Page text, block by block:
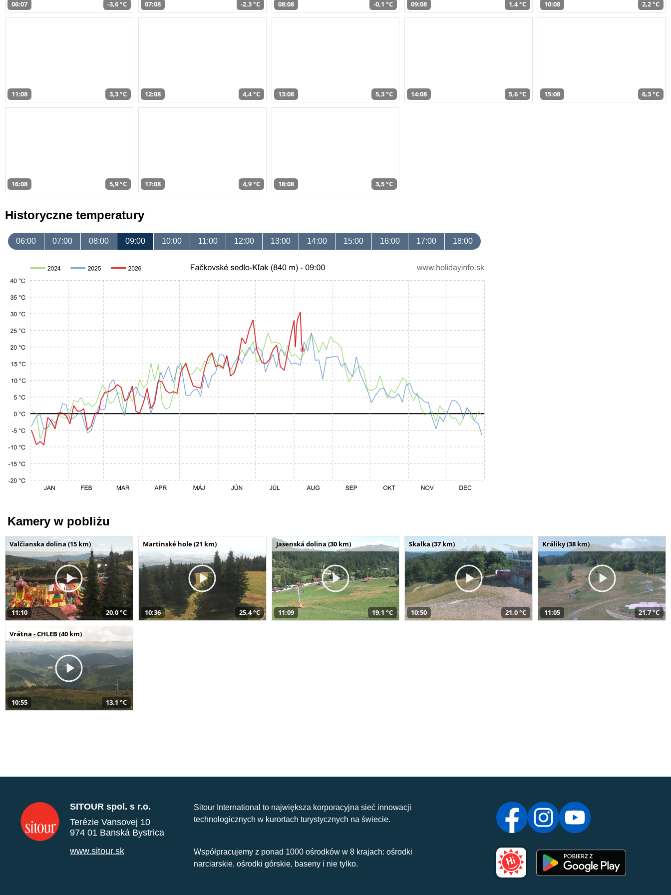
06:07 -3,6 °C 07:08 -2,3 °C 08:08 -0,1 °C 09:08 1,4 °C 10:08 2,2 °C
11:08 3,3 °C 12:08 4,4 °C 13:08 5,3 °C 14:08 5,6 °C 15:08 6,3 °C
16:08 5,9 °C 17:08 4,9 °C 18:08 3,5 °C
Historyczne temperatury
06:00 07:00 08:00 09:00 10:00 11:00 12:00 13:00 14:00 15:00 16:00 17:00 18:00
Kamery w pobliżu
Valčianska dolina (15 km)
11:10 20,0 °C
Martinské hole (21 km)
10:36 25,4 °C
Jasenská dolina (30 km)
11:09 19,1 °C
Skalka (37 km)
10:50 21,0 °C
Králiky (38 km)
11:05 21,7 °C
Vrátna - CHLEB (40 km)
10:55 13,1 °C
SITOUR spol. s r.o.
Terézie Vansovej 10
974 01 Banská Bystrica
www.sitour.sk
Sitour International to największa korporacyjna sieć innowacji
technologicznych w kurortach turystycznych na świecie.
Współpracujemy z ponad 1000 ośrodków w 8 krajach: ośrodki
narciarskie, ośrodki górskie, baseny i nie tylko.